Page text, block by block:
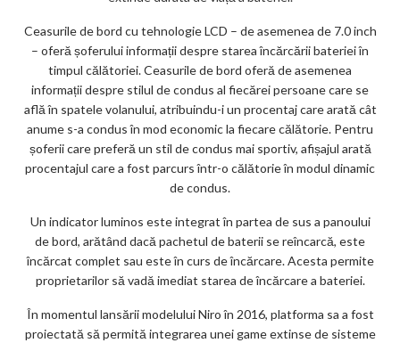
Ceasurile de bord cu tehnologie LCD – de asemenea de 7.0 inch
– oferă șoferului informații despre starea încărcării bateriei în
timpul călătoriei. Ceasurile de bord oferă de asemenea
informații despre stilul de condus al fiecărei persoane care se
află în spatele volanului, atribuindu-i un procentaj care arată cât
anume s-a condus în mod economic la fiecare călătorie. Pentru
șoferii care preferă un stil de condus mai sportiv, afișajul arată
procentajul care a fost parcurs într-o călătorie în modul dinamic
de condus.
Un indicator luminos este integrat în partea de sus a panoului
de bord, arătând dacă pachetul de baterii se reîncarcă, este
încărcat complet sau este în curs de încărcare. Acesta permite
proprietarilor să vadă imediat starea de încărcare a bateriei.
În momentul lansării modelului Niro în 2016, platforma sa a fost
proiectată să permită integrarea unei game extinse de sisteme